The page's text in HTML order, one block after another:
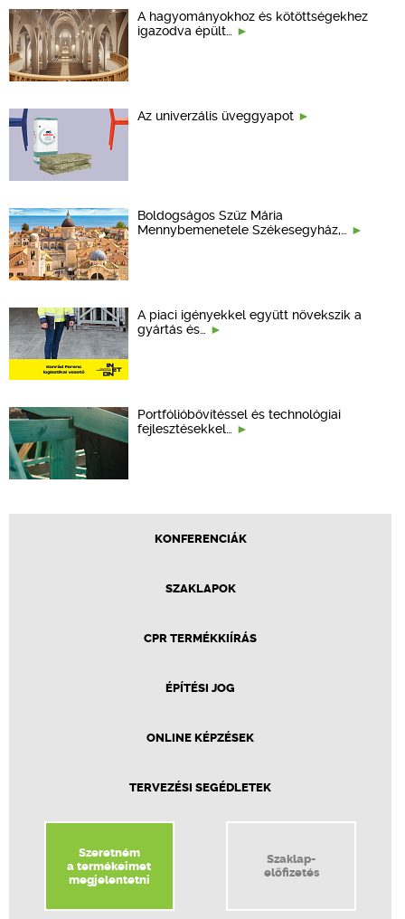
A hagyományokhoz és kötöttségekhez
igazodva épült…
Az univerzális üveggyapot
Boldogságos Szűz Mária
Mennybemenetele Székesegyház,…
A piaci igényekkel együtt növekszik a
gyártás és…
Portfólióbővítéssel és technológiai
fejlesztésekkel…
KONFERENCIÁK
SZAKLAPOK
CPR TERMÉKKIÍRÁS
ÉPÍTÉSI JOG
ONLINE KÉPZÉSEK
TERVEZÉSI SEGÉDLETEK
Szeretném
a termékeimet
megjelentetni
Szaklap-
előfizetés